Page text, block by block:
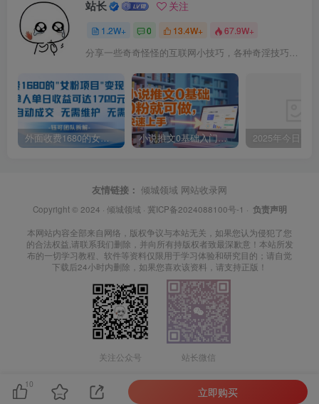
站长 关注
1.2W+ 0 13.4W+ 67.9W+
分享一些奇奇怪怪的互联网小技巧，各种奇淫技巧都在本站。
外面收费1680的女粉项目变现，单人单日收益可达1.7k，全自动成交无需维护 小说推文0基础入门教程，0粉就可做，快速上手
友情链接： 倾城领域 网站收录网
Copyright © 2024 · 倾城领域 · 冀ICP备2024088100号-1 · 负责声明
本网站内容全部来自网络，版权争议与本站无关，如果您认为侵犯了您
的合法权益,请联系我们删除，并向所有持版权者致最深歉意！本站所发
布的一切学习教程、软件等资料仅限用于学习体验和研究目的；请自觉
下载后24小时内删除，如果您喜欢该资料，请支持正版！
关注公众号 站长微信
10
立即购买